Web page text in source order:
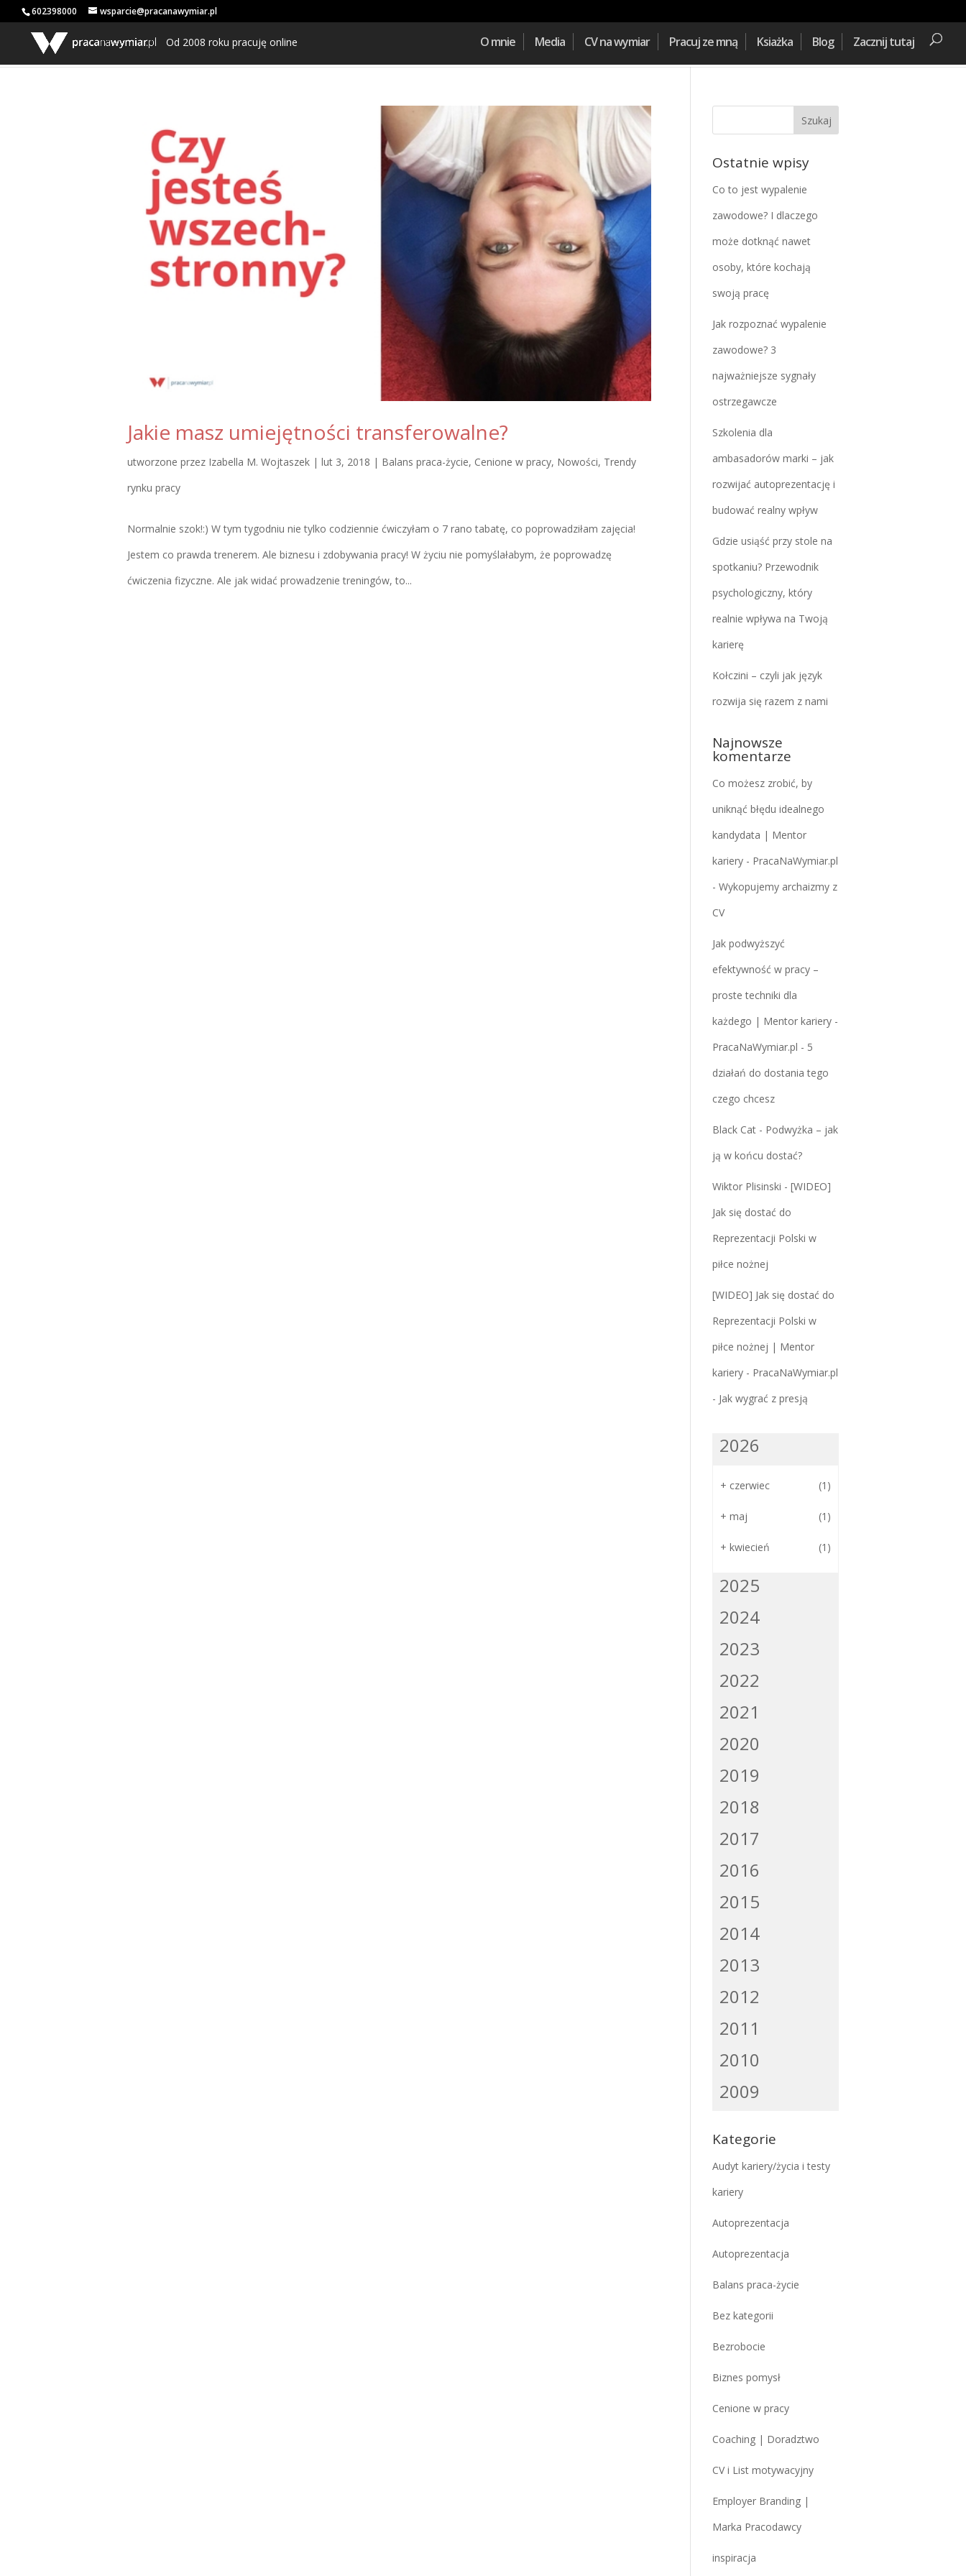
602398000 wsparcie@pracanawymiar.pl
Od 2008 roku pracuję online O mnie Media CV na wymiar Pracuj ze mną Ksiażka Blog Zacznij tutaj
Jakie masz umiejętności transferowalne?
utworzone przez Izabella M. Wojtaszek| lut 3, 2018 | Balans praca-życie, Cenione w pracy, Nowości, Trendy
rynku pracy
Normalnie szok!:) W tym tygodniu nie tylko codziennie ćwiczyłam o 7 rano tabatę, co poprowadziłam zajęcia!
Jestem co prawda trenerem. Ale biznesu i zdobywania pracy! W życiu nie pomyślałabym, że poprowadzę
ćwiczenia fizyczne. Ale jak widać prowadzenie treningów, to...
Ostatnie wpisy
Co to jest wypalenie
zawodowe? I dlaczego
może dotknąć nawet
osoby, które kochają
swoją pracę
Jak rozpoznać wypalenie
zawodowe? 3
najważniejsze sygnały
ostrzegawcze
Szkolenia dla
ambasadorów marki – jak
rozwijać autoprezentację i
budować realny wpływ
Gdzie usiąść przy stole na
spotkaniu? Przewodnik
psychologiczny, który
realnie wpływa na Twoją
karierę
Kołczini – czyli jak język
rozwija się razem z nami
Najnowsze
komentarze
Co możesz zrobić, by
uniknąć błędu idealnego
kandydata | Mentor
kariery - PracaNaWymiar.pl
- Wykopujemy archaizmy z
CV
Jak podwyższyć
efektywność w pracy –
proste techniki dla
każdego | Mentor kariery -
PracaNaWymiar.pl - 5
działań do dostania tego
czego chcesz
Black Cat- Podwyżka – jak
ją w końcu dostać?
Wiktor Plisinski - [WIDEO]
Jak się dostać do
Reprezentacji Polski w
piłce nożnej
[WIDEO] Jak się dostać do
Reprezentacji Polski w
piłce nożnej | Mentor
kariery - PracaNaWymiar.pl
- Jak wygrać z presją
2026
+ czerwiec (1)
+ maj (1)
+ kwiecień (1)
2025
2024
2023
2022
2021
2020
2019
2018
2017
2016
2015
2014
2013
2012
2011
2010
2009
Kategorie
Audyt kariery/życia i testy
kariery
Autoprezentacja
Autoprezentacja
Balans praca-życie
Bez kategorii
Bezrobocie
Biznes pomysł
Cenione w pracy
Coaching | Doradztwo
CV i List motywacyjny
Employer Branding |
Marka Pracodawcy
inspiracja